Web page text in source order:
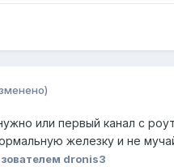
или первый канал с
железку и не
dronis3